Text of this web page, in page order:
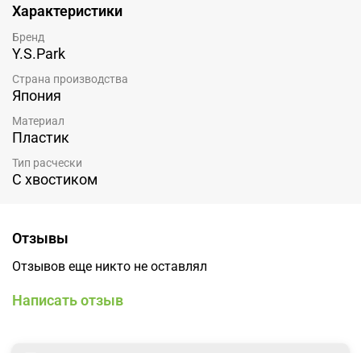
Характеристики
Бренд
Y.S.Park
Страна производства
Япония
Материал
Пластик
Тип расчески
С хвостиком
Отзывы
Отзывов еще никто не оставлял
Написать отзыв